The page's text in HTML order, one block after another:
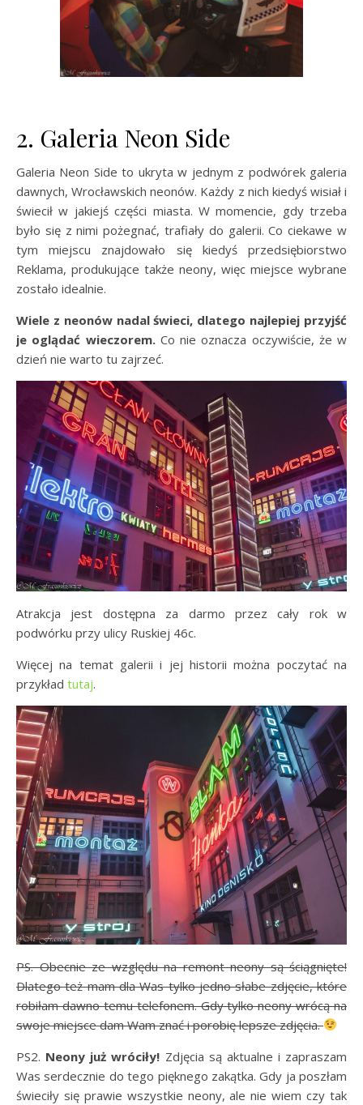
2. Galeria Neon Side
Galeria Neon Side to ukryta w jednym z podwórek galeria
dawnych, Wrocławskich neonów. Każdy z nich kiedyś wisiał i
świecił w jakiejś części miasta. W momencie, gdy trzeba
było się z nimi pożegnać, trafiały do galerii. Co ciekawe w
tym miejscu znajdowało się kiedyś przedsiębiorstwo
Reklama, produkujące także neony, więc miejsce wybrane
zostało idealnie.
Wiele z neonów nadal świeci, dlatego najlepiej przyjść
je oglądać wieczorem.Co nie oznacza oczywiście, że w
dzień nie warto tu zajrzeć.
Atrakcja jest dostępna za darmo przez cały rok w
podwórku przy ulicy Ruskiej 46c.
Więcej na temat galerii i jej historii można poczytać na
przykład tutaj.
PS. Obecnie ze względu na remont neony są ściągnięte!
Dlatego też mam dla Was tylko jedno słabe zdjęcie, które
robiłam dawno temu telefonem. Gdy tylko neony wrócą na
swoje miejsce dam Wam znać i porobię lepsze zdjęcia.
PS2. Neony już wróciły! Zdjęcia są aktualne i zapraszam
Was serdecznie do tego pięknego zakątka. Gdy ja poszłam
świeciły się prawie wszystkie neony, ale nie wiem czy tak